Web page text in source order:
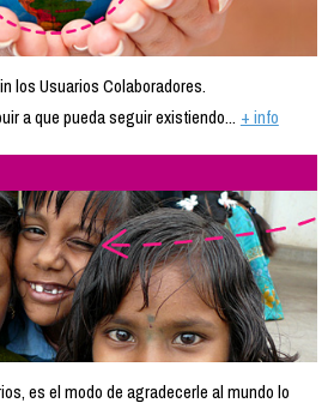
los Usuarios Colaboradores.
a que pueda seguir existiendo... + info
es el modo de agradecerle al mundo lo